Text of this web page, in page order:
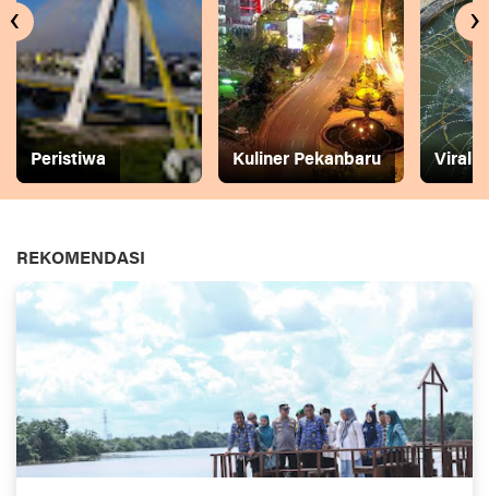
Peristiwa Kuliner Pekanbaru Viral
‹ ›
REKOMENDASI